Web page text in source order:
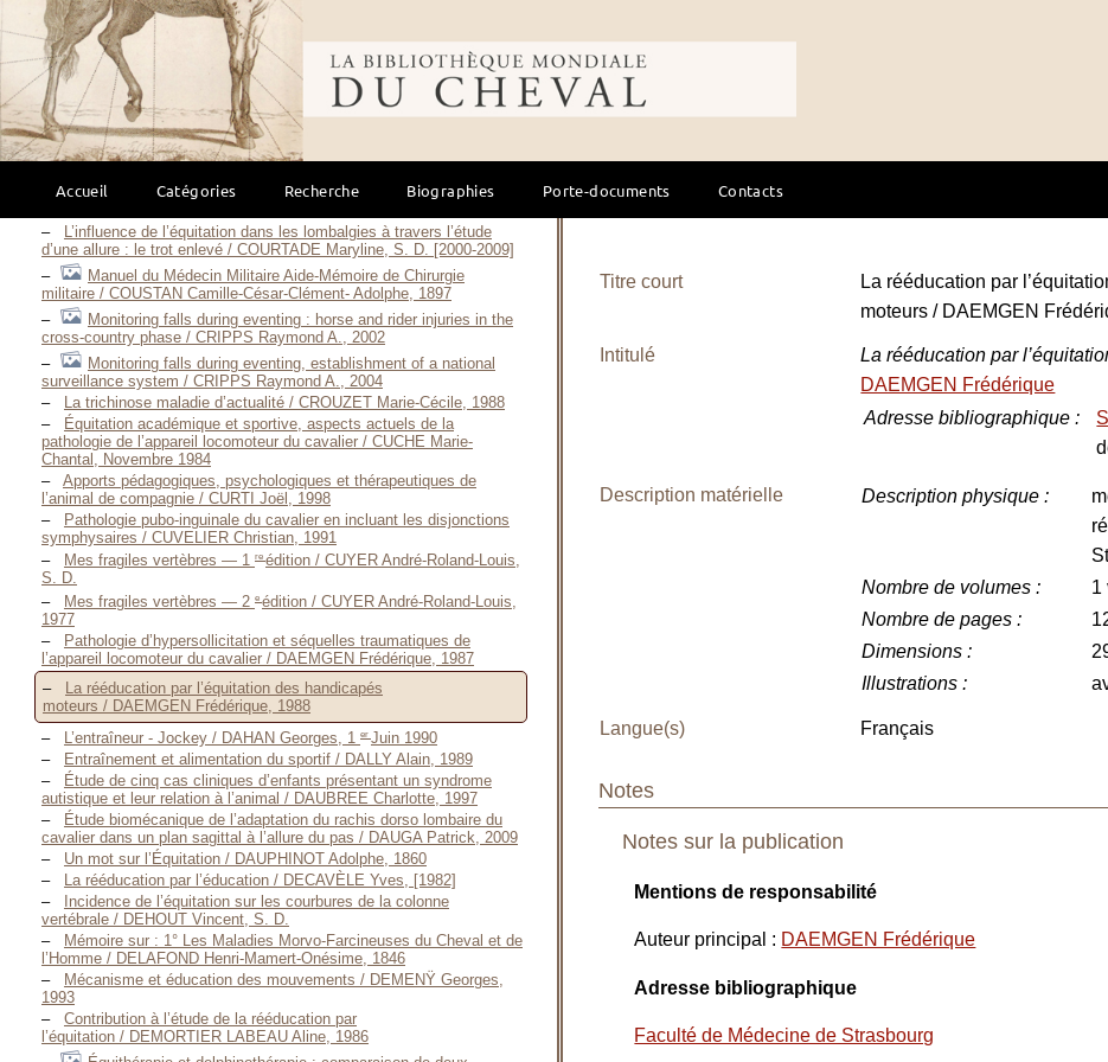
Bibliothèque mondiale du cheval
Accueil Catégories Recherche Biographies Porte-documents Contacts
Les risques professionnels dans la filière équine de
l’Orne / CPHSCT 61, 2006
Influences du traitement ostéopathique du plancher pelvien sur
l’assiette du cavalier / COQUERY Anne, Septembre 2011
Les peurs en équitation / CORDA Agnès, 2003
Essais de Psychologie Sportive / COUBERTIN Pierre FRÉDY,
BARON DE, 1913
Contribution à l’étude de la trichinose humaine, étude de deux
anadémies survenues en 1985 / COUDERT J., 1988
Méthode rationnelle du traitement des plaies chez le Cheval et
L’influence de l’équitation dans les lombalgies à travers l’étude
d’une allure : le trot enlevé / COURTADE Maryline, S. D. [2000-2009]
Manuel du Médecin Militaire Aide-Mémoire de Chirurgie
militaire / COUSTAN Camille-César-Clément- Adolphe, 1897
Monitoring falls during eventing : horse and rider injuries in the
cross-country phase / CRIPPS Raymond A., 2002
Monitoring falls during eventing, establishment of a national
surveillance system / CRIPPS Raymond A., 2004
La trichinose maladie d’actualité / CROUZET Marie-Cécile, 1988
Équitation académique et sportive, aspects actuels de la
pathologie de l’appareil locomoteur du cavalier / CUCHE Marie-
Chantal, Novembre 1984
Apports pédagogiques, psychologiques et thérapeutiques de
l’animal de compagnie / CURTI Joël, 1998
Pathologie pubo-inguinale du cavalier en incluant les disjonctions
symphysaires / CUVELIER Christian, 1991
Mes fragiles vertèbres — 1 re édition / CUYER André-Roland-Louis,
S. D.
Mes fragiles vertèbres — 2 e édition / CUYER André-Roland-Louis,
1977
Pathologie d’hypersollicitation et séquelles traumatiques de
l’appareil locomoteur du cavalier / DAEMGEN Frédérique, 1987
La rééducation par l’équitation des handicapés
moteurs / DAEMGEN Frédérique, 1988
L’entraîneur - Jockey / DAHAN Georges, 1 er Juin 1990
Entraînement et alimentation du sportif / DALLY Alain, 1989
Étude de cinq cas cliniques d’enfants présentant un syndrome
autistique et leur relation à l’animal / DAUBREE Charlotte, 1997
Étude biomécanique de l’adaptation du rachis dorso lombaire du
cavalier dans un plan sagittal à l’allure du pas / DAUGA Patrick, 2009
Un mot sur l’Équitation / DAUPHINOT Adolphe, 1860
La rééducation par l’éducation / DECAVÈLE Yves, [1982]
Incidence de l’équitation sur les courbures de la colonne
vertébrale / DEHOUT Vincent, S. D.
Mémoire sur : 1° Les Maladies Morvo-Farcineuses du Cheval et de
l’Homme / DELAFOND Henri-Mamert-Onésime, 1846
Mécanisme et éducation des mouvements / DEMENŸ Georges,
1993
Contribution à l’étude de la rééducation par
l’équitation / DEMORTIER LABEAU Aline, 1986
Titre court
La rééducation par
moteurs / DAEMGEN
Intitulé La rééducation par
DAEMGEN Frédérique
Adresse bibliographique :
Description matérielle Description physique :
Nombre de volumes :
1
Nombre de pages :
Dimensions :
Illustrations :
Langue(s) Français
Notes
Notes sur la publication
Mentions de responsabilité
Auteur principal : DAEMGEN Frédérique
Adresse bibliographique
Faculté de Médecine de Strasbourg